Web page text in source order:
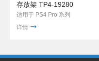
存放架 TP4-19280
适用于 PS4 Pro 系列
详情